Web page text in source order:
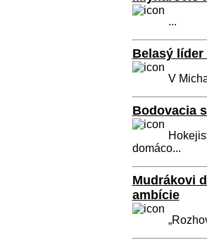
...
Belasý
V
Bodovacia
domáco...
Mudrákovi
ambície